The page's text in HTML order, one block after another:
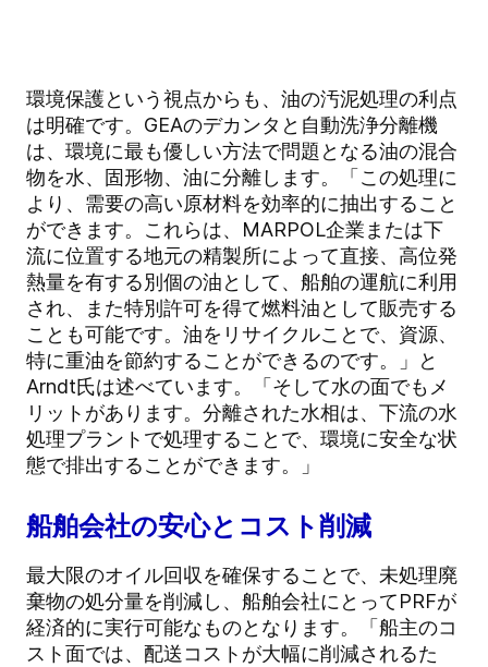
環境保護という視点からも、油の汚泥処理の利点
は明確です。GEAのデカンタと自動洗浄分離機
は、環境に最も優しい方法で問題となる油の混合
物を水、固形物、油に分離します。「この処理に
より、需要の高い原材料を効率的に抽出すること
ができます。これらは、MARPOL企業または下
流に位置する地元の精製所によって直接、高位発
熱量を有する別個の油として、船舶の運航に利用
され、また特別許可を得て燃料油として販売する
ことも可能です。油をリサイクルことで、資源、
特に重油を節約することができるのです。」と
Arndt氏は述べています。「そして水の面でもメ
リットがあります。分離された水相は、下流の水
処理プラントで処理することで、環境に安全な状
態で排出することができます。」
船舶会社の安心とコスト削減
最大限のオイル回収を確保することで、未処理廃
棄物の処分量を削減し、船舶会社にとってPRFが
経済的に実行可能なものとなります。「船主のコ
スト面では、配送コストが大幅に削減されるた